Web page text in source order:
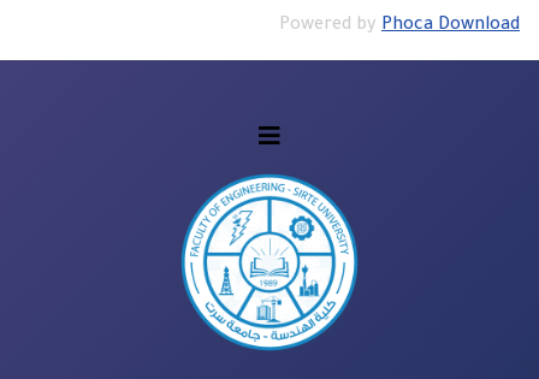
Powered by Phoca Download